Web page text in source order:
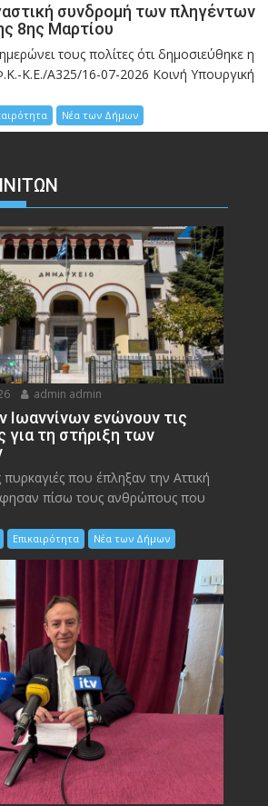
συνδρομή των πληγέντων
8ης Μαρτίου
τους πολίτες ότι δημοσιεύθηκε η
Κ.Ε./Α325/16-07-2026 Κοινή Υπουργική
Νέα των Δήμων
admin admin
Ιωαννίνων ενώνουν τις
για τη στήριξη των
πυρκαγιές που έπληξαν την Αττική
πίσω τους ανθρώπους που
Επικαιρότητα Νέα των Δήμων